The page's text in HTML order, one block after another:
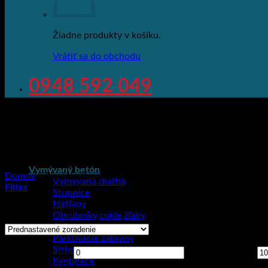
Žiadne produkty v košíku.
Vrátiť sa do obchodu
0948 592 049
Vymývaný betón
Vymývaná dlažba
Stupnice
Nášľapy
Obrubníky,cokle,žľaby
Gule
Parkovacie zábrany
Striešky
Kvetináče
Domov /Produkt Rozmery
Filter
Showing all 2 results
Minimálna cena
Kategórie produktov